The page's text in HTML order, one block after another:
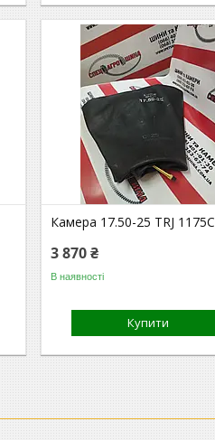
Камера 17.50-25 TRJ 1175C
3 870 ₴
В наявності
Купити